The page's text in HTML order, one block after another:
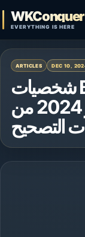
WKConquer
EVERYTHING IS HERE
Open search
ARTICLES DEC 10,
شخصيات Battle Pass للموسم
العاشر 2024 من COD Mobile
التصحيح